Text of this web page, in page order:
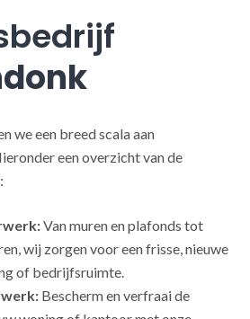
we een breed scala aan
een overzicht van de
Van muren en plafonds tot
wij zorgen voor een frisse, nieuwe
of bedrijfsruimte.
Bescherm en verfraai de